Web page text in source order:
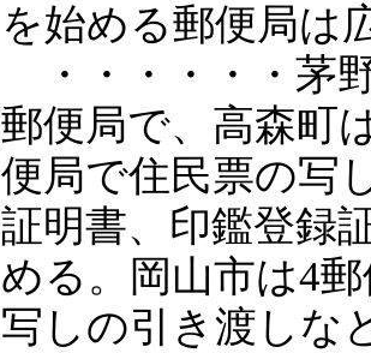
を始める郵便局は
・・・・・・茅
郵便局で、高森町
便局で住民票の写
証明書、印鑑登録
める。岡山市は4
写しの引き渡しな